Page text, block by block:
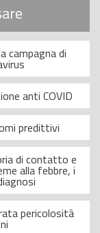
campagna di
anti COVID
predittivi
di contatto e
alla febbre, i
pericolosità